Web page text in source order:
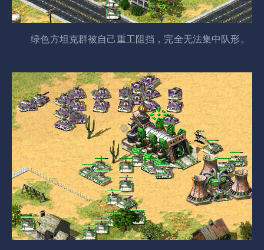
绿色方坦克群被自己重工阻挡，完全无法集中队形。